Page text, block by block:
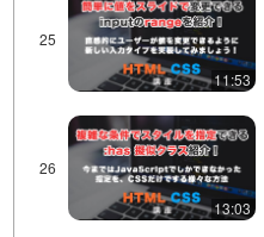
11:53
13:03